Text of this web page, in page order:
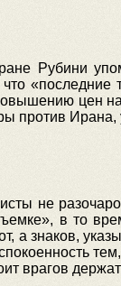
Рубини
что
цен
против
не
в то
а знаков,
врагов